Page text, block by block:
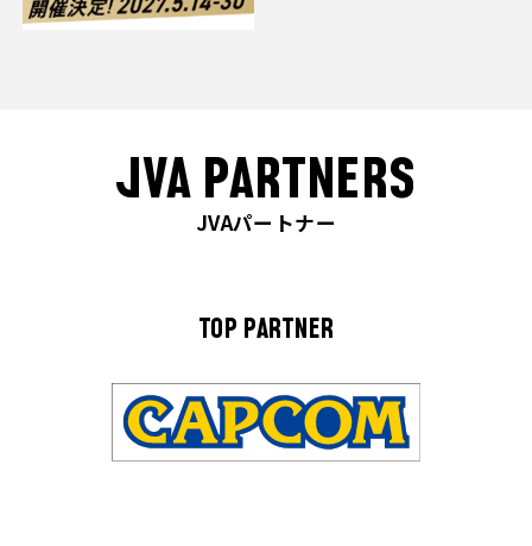
JVA PARTNERS
JVAパートナー
TOP PARTNER